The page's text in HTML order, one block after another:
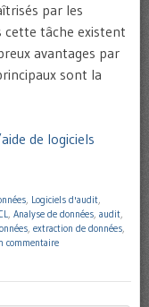
par les
cette tâche existent
avantages par
sont la
de logiciels
, Logiciels d'audit,
, Analyse de données, audit,
, extraction de données,
commentaire